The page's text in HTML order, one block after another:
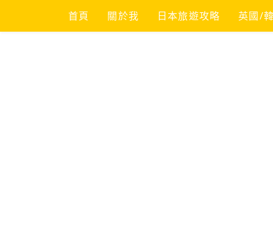
content
首頁 關於我 日本旅遊攻略 英國/